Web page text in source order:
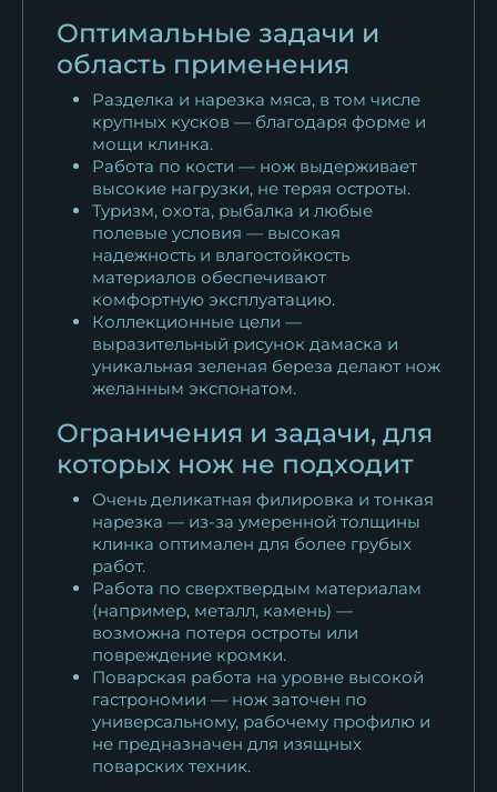
Оптимальные задачи и
область применения
Разделка и нарезка мяса, в том числе
крупных кусков — благодаря форме и
мощи клинка.
Работа по кости — нож выдерживает
высокие нагрузки, не теряя остроты.
Туризм, охота, рыбалка и любые
полевые условия — высокая
надежность и влагостойкость
материалов обеспечивают
комфортную эксплуатацию.
Коллекционные цели —
выразительный рисунок дамаска и
уникальная зеленая береза делают нож
желанным экспонатом.
Ограничения и задачи, для
которых нож не подходит
Очень деликатная филировка и тонкая
нарезка — из-за умеренной толщины
клинка оптимален для более грубых
работ.
Работа по сверхтвердым материалам
(например, металл, камень) —
возможна потеря остроты или
повреждение кромки.
Поварская работа на уровне высокой
гастрономии — нож заточен по
универсальному, рабочему профилю и
не предназначен для изящных
поварских техник.